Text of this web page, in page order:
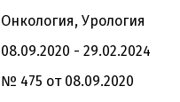
Онкология, Урология
08.09.2020 - 29.02.2024
№ 475 от 08.09.2020